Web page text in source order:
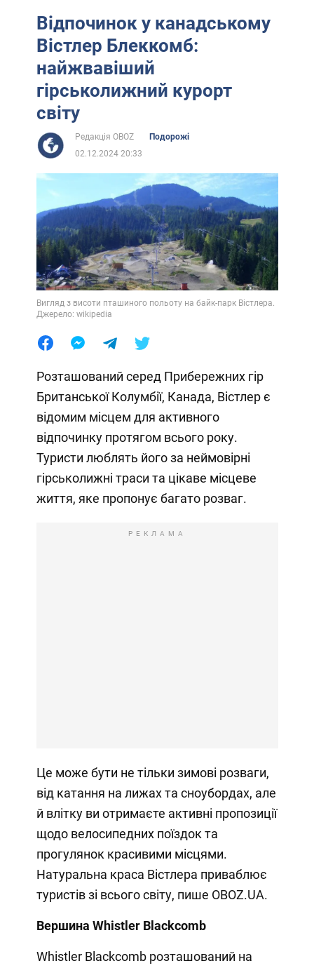
Відпочинок у канадському
Вістлер Блеккомб:
найжвавіший
гірськолижний курорт
світу
Редакція OBOZ
Подорожі
02.12.2024 20:33
Вигляд з висоти пташиного польоту на байк-парк Вістлера.
Джерело: wikipedia
Розташований серед Прибережних гір
Британської Колумбії, Канада, Вістлер є
відомим місцем для активного
відпочинку протягом всього року.
Туристи люблять його за неймовірні
гірськолижні траси та цікаве місцеве
життя, яке пропонує багато розваг.
РЕКЛАМА
Це може бути не тільки зимові розваги,
від катання на лижах та сноубордах, але
й влітку ви отримаєте активні пропозиції
щодо велосипедних поїздок та
прогулянок красивими місцями.
Натуральна краса Вістлера приваблює
туристів зі всього світу, пише OBOZ.UA.
Вершина Whistler Blackcomb
Whistler Blackcomb розташований на